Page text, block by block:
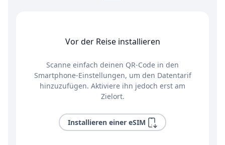
Vor der Reise installieren
Scanne einfach deinen QR-Code in den
Smartphone-Einstellungen, um den Datentarif
hinzuzufügen. Aktiviere ihn jedoch erst am
Zielort.
Installieren einer eSIM